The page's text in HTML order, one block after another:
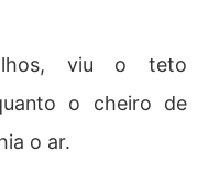
viu o teto
o cheiro de
o ar.